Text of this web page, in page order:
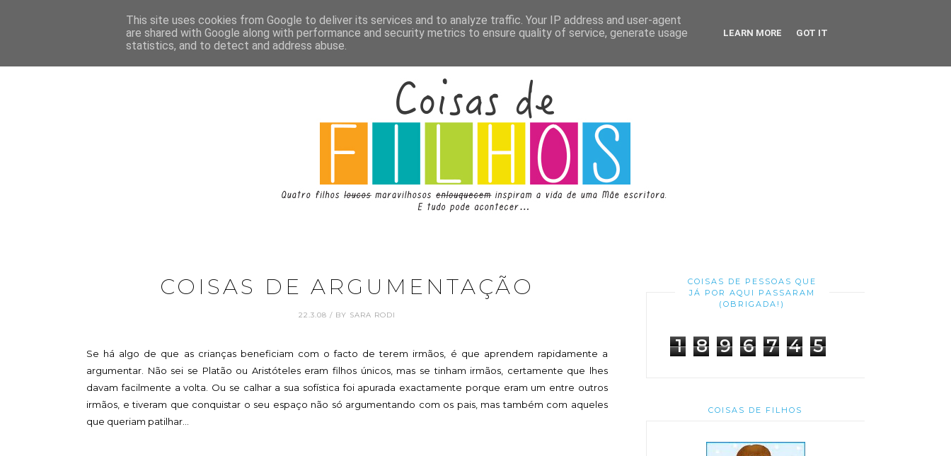
COISAS DE ARGUMENTAÇÃO
22.3.08 / BY SARA RODI
Se há algo de que as crianças beneficiam com o facto de terem irmãos, é que aprendem rapidamente a
argumentar. Não sei se Platão ou Aristóteles eram filhos únicos, mas se tinham irmãos, certamente que lhes
davam facilmente a volta. Ou se calhar a sua sofística foi apurada exactamente porque eram um entre outros
irmãos, e tiveram que conquistar o seu espaço não só argumentando com os pais, mas também com aqueles
que queriam patilhar...
COISAS DE PESSOAS QUE
JÁ POR AQUI PASSARAM
(OBRIGADA!)
1 8 9 6 7 4 5
COISAS DE FILHOS
This site uses cookies from Google to deliver its services and to analyze traffic. Your IP address and user-agent
are shared with Google along with performance and security metrics to ensure quality of service, generate usage
statistics, and to detect and address abuse.
LEARN MORE GOT IT